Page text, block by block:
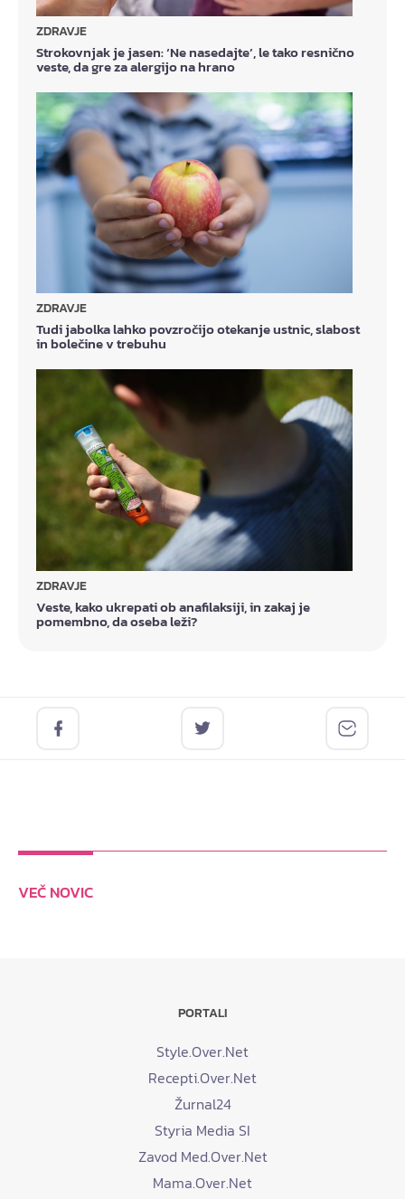
ZDRAVJE
Strokovnjak je jasen: ‘Ne nasedajte’, le tako resnično
veste, da gre za alergijo na hrano
ZDRAVJE
Tudi jabolka lahko povzročijo otekanje ustnic, slabost
in bolečine v trebuhu
ZDRAVJE
Veste, kako ukrepati ob anafilaksiji, in zakaj je
pomembno, da oseba leži?
VEČ NOVIC
PORTALI
Style.Over.Net
Recepti.Over.Net
Žurnal24
Styria Media SI
Zavod Med.Over.Net
Mama.Over.Net